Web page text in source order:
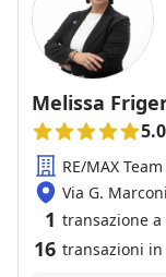
Melissa
5.0
RE/MAX
Via G.
1 transazione a
16 transazioni